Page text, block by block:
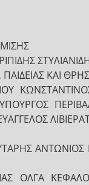
ΚΑΙ
ΟΛΓΑ